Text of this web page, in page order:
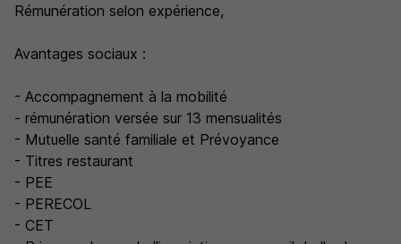
Rémunération selon expérience,
Avantages sociaux :
- Accompagnement à la mobilité
- rémunération versée sur 13 mensualités
- Mutuelle santé familiale et Prévoyance
- Titres restaurant
- PEE
- PERECOL
- CET